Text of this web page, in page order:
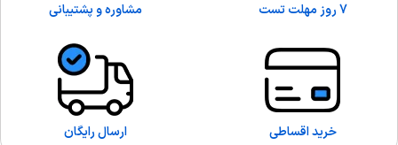
7 روز مهلت تست مشاوره و پشتیبانی
خرید اقساطی ارسال رایگان